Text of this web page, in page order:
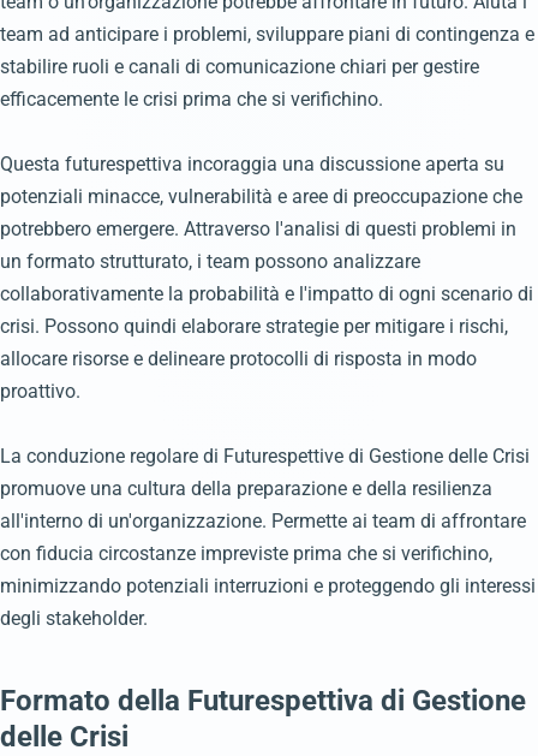
team ad anticipare i problemi, sviluppare piani di contingenza e
stabilire ruoli e canali di comunicazione chiari per gestire
efficacemente le crisi prima che si verifichino.
Questa futurespettiva incoraggia una discussione aperta su
potenziali minacce, vulnerabilità e aree di preoccupazione che
potrebbero emergere. Attraverso l'analisi di questi problemi in
un formato strutturato, i team possono analizzare
collaborativamente la probabilità e l'impatto di ogni scenario di
crisi. Possono quindi elaborare strategie per mitigare i rischi,
allocare risorse e delineare protocolli di risposta in modo
proattivo.
La conduzione regolare di Futurespettive di Gestione delle Crisi
promuove una cultura della preparazione e della resilienza
all'interno di un'organizzazione. Permette ai team di affrontare
con fiducia circostanze impreviste prima che si verifichino,
minimizzando potenziali interruzioni e proteggendo gli interessi
degli stakeholder.
Formato della Futurespettiva di Gestione
delle Crisi